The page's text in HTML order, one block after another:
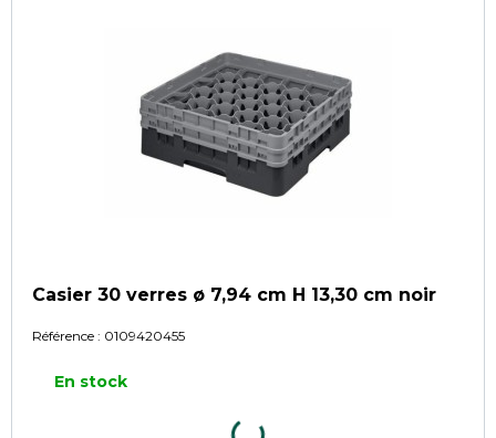
Casier 30 verres ø 7,94 cm H 13,30 cm noir
Référence : 0109420455
En stock